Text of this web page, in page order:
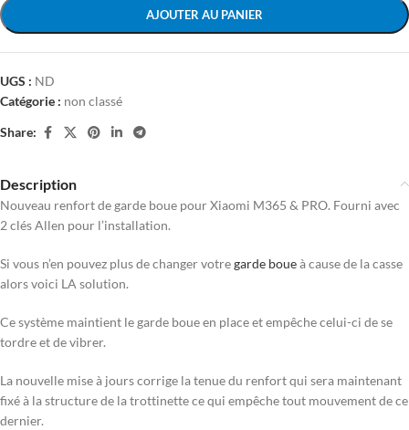
AJOUTER AU PANIER
UGS : ND
Catégorie : non classé
Share:
Description
Nouveau renfort de garde boue pour Xiaomi M365 & PRO. Fourni avec
2 clés Allen pour l’installation.
Si vous n’en pouvez plus de changer votregarde boueà cause de la casse
alors voici LA solution.
Ce système maintient le garde boue en place et empêche celui-ci de se
tordre et de vibrer.
La nouvelle mise à jours corrige la tenue du renfort qui sera maintenant
fixé à la structure de la trottinette ce qui empêche tout mouvement de ce
dernier.